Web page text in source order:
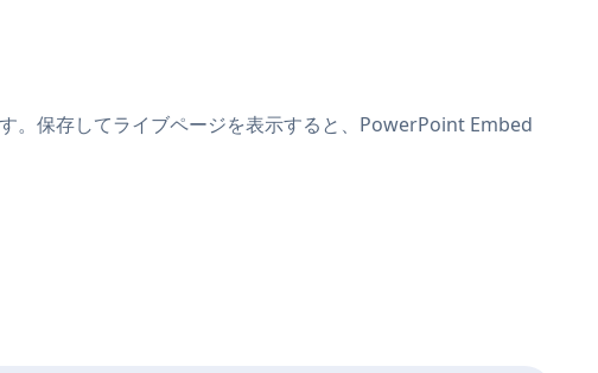
。保存してライブページを表示すると、PowerPoint Embed